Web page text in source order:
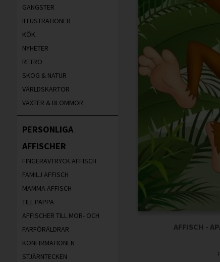
GANGSTER
ILLUSTRATIONER
KÖK
NYHETER
RETRO
SKOG & NATUR
VÄRLDSKARTOR
VÄXTER & BLOMMOR
PERSONLIGA
AFFISCHER
FINGERAVTRYCK AFFISCH
FAMILJ AFFISCH
MAMMA AFFISCH
TILL PAPPA
AFFISCHER TILL MOR- OCH
FARFÖRÄLDRAR
KONFIRMATIONEN
STJÄRNTECKEN
AFFISCH -